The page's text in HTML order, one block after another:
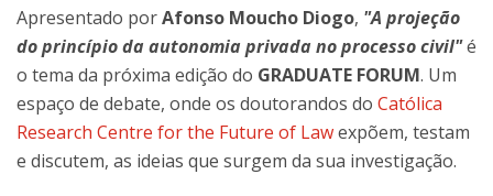
Apresentado porAfonso Moucho Diogo, "A projeção
do princípio da autonomia privada no processo civil"é
o tema da próxima edição do GRADUATE FORUM. Um
espaço de debate, onde os doutorandos do Católica
Research Centre for the Future of Lawexpõem, testam
e discutem, as ideias que surgem da sua investigação.